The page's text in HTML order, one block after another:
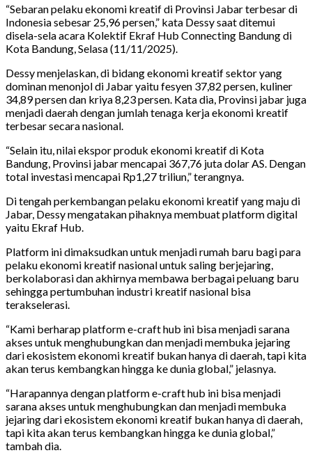
“Sebaran pelaku ekonomi kreatif di Provinsi Jabar terbesar di
Indonesia sebesar 25,96 persen,” kata Dessy saat ditemui
disela-sela acara Kolektif Ekraf Hub Connecting Bandung di
Kota Bandung, Selasa (11/11/2025).
Dessy menjelaskan, di bidang ekonomi kreatif sektor yang
dominan menonjol di Jabar yaitu fesyen 37,82 persen, kuliner
34,89 persen dan kriya 8,23 persen. Kata dia, Provinsi jabar juga
menjadi daerah dengan jumlah tenaga kerja ekonomi kreatif
terbesar secara nasional.
“Selain itu, nilai ekspor produk ekonomi kreatif di Kota
Bandung, Provinsi jabar mencapai 367,76 juta dolar AS. Dengan
total investasi mencapai Rp1,27 triliun,” terangnya.
Di tengah perkembangan pelaku ekonomi kreatif yang maju di
Jabar, Dessy mengatakan pihaknya membuat platform digital
yaitu Ekraf Hub.
Platform ini dimaksudkan untuk menjadi rumah baru bagi para
pelaku ekonomi kreatif nasional untuk saling berjejaring,
berkolaborasi dan akhirnya membawa berbagai peluang baru
sehingga pertumbuhan industri kreatif nasional bisa
terakselerasi.
“Kami berharap platform e-craft hub ini bisa menjadi sarana
akses untuk menghubungkan dan menjadi membuka jejaring
dari ekosistem ekonomi kreatif bukan hanya di daerah, tapi kita
akan terus kembangkan hingga ke dunia global,” jelasnya.
“Harapannya dengan platform e-craft hub ini bisa menjadi
sarana akses untuk menghubungkan dan menjadi membuka
jejaring dari ekosistem ekonomi kreatif bukan hanya di daerah,
tapi kita akan terus kembangkan hingga ke dunia global,”
tambah dia.